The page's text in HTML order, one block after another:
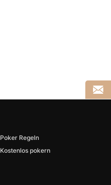
Poker Regeln
Kostenlos pokern